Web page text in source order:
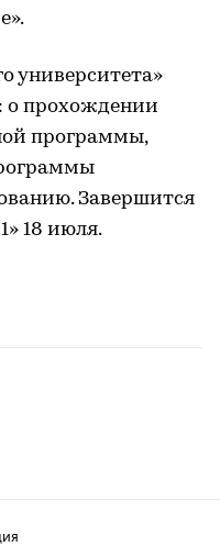
университета»
о прохождении
программы,
Завершится
18 июля.